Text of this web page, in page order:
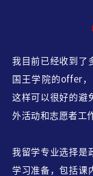
我目前已经收到了
国王学院的offer
这样可以很好的避
外活动和志愿者工
我留学专业选择是
学习准备，包括课